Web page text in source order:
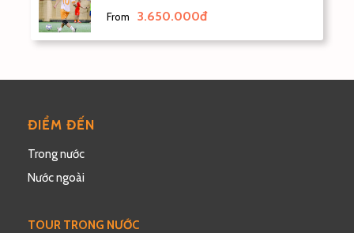
From 3.650.000đ
Khao Chee Chan– Trân Bảo Phật Sơn-
tượng Phật Thích Ca Mâu Ni đang ngồi
ĐIỂM ĐẾN
Trong nước
Nước ngoài
TOUR TRONG NƯỚC